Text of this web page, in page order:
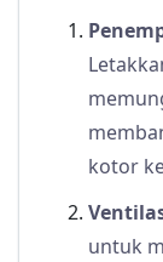
kotor
untuk